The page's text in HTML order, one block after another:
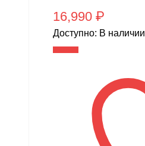
16,990 ₽
Доступно: В наличии